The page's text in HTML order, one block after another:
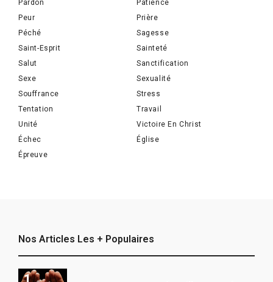
Pardon
Patience
Peur
Prière
Péché
Sagesse
Saint-Esprit
Sainteté
Salut
Sanctification
Sexe
Sexualité
Souffrance
Stress
Tentation
Travail
Unité
Victoire En Christ
Échec
Église
Épreuve
Nos Articles Les + Populaires